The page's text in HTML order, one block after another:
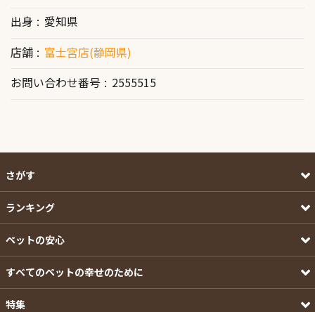
出身
愛知県
店舗
富士宮店(静岡県)
お問い合わせ番号
2555515
さがす
ランキング
ペットの安心
すべてのペットの幸せのために
特集